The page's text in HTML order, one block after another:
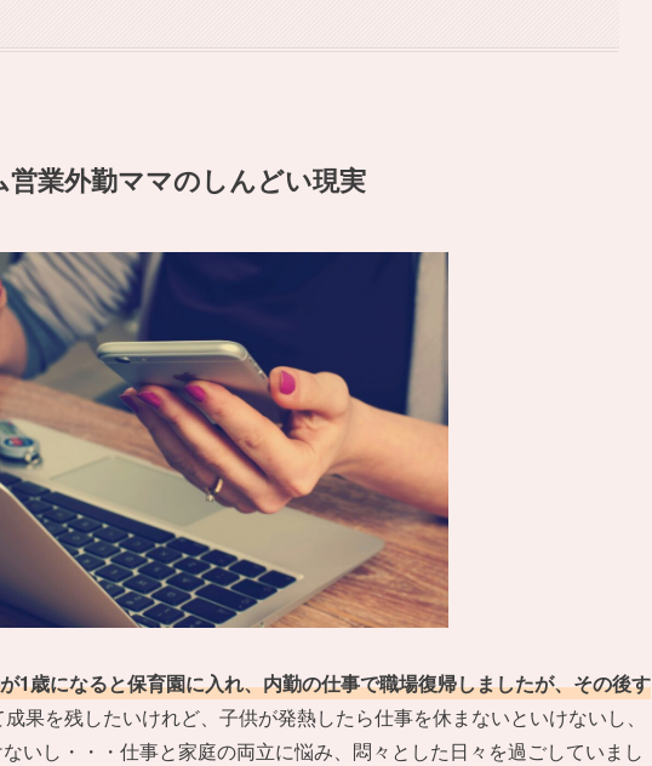
営業外勤ママのしんどい現実
1歳になると保育園に入れ、内勤の仕事で職場復帰しましたが、その後す
果を残したいけれど、子供が発熱したら仕事を休まないといけないし、
いし・・・仕事と家庭の両立に悩み、悶々とした日々を過ごしていまし